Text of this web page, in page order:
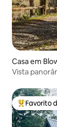
Casa em
Vista
Favoritos
Favorito